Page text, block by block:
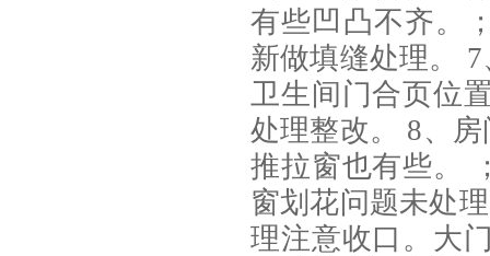
有些凹凸不齐。
新做填缝处理。
卫生间门合页位
处理整改。 8、
推拉窗也有些。
窗划花问题未处
理注意收口。大